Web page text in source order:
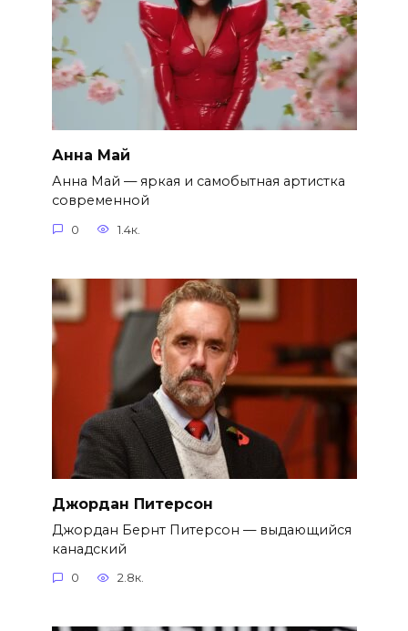
Анна Май
Анна Май — яркая и самобытная артистка
современной
0 1.4к.
Джордан Питерсон
Джордан Бернт Питерсон — выдающийся
канадский
0 2.8к.